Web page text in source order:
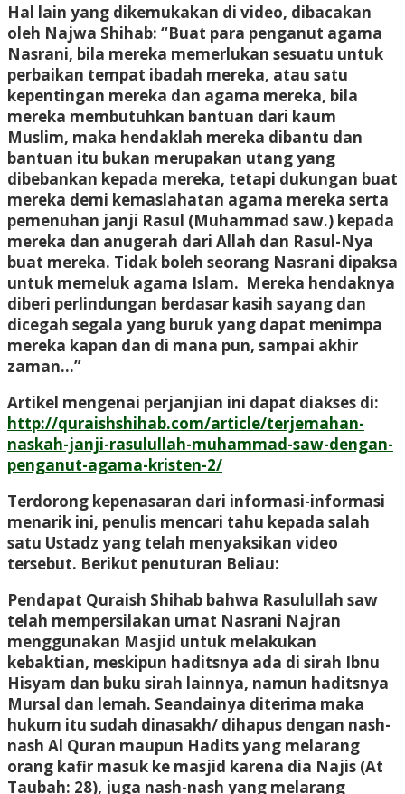
Hal lain yang dikemukakan di video, dibacakan
oleh Najwa Shihab: “Buat para penganut agama
Nasrani, bila mereka memerlukan sesuatu untuk
perbaikan tempat ibadah mereka, atau satu
kepentingan mereka dan agama mereka, bila
mereka membutuhkan bantuan dari kaum
Muslim, maka hendaklah mereka dibantu dan
bantuan itu bukan merupakan utang yang
dibebankan kepada mereka, tetapi dukungan buat
mereka demi kemaslahatan agama mereka serta
pemenuhan janji Rasul (Muhammad saw.) kepada
mereka dan anugerah dari Allah dan Rasul-Nya
buat mereka. Tidak boleh seorang Nasrani dipaksa
untuk memeluk agama Islam. Mereka hendaknya
diberi perlindungan berdasar kasih sayang dan
dicegah segala yang buruk yang dapat menimpa
mereka kapan dan di mana pun, sampai akhir
zaman…”
Artikel mengenai perjanjian ini dapat diakses di:
http://quraishshihab.com/article/terjemahan-
naskah-janji-rasulullah-muhammad-saw-dengan-
penganut-agama-kristen-2/
Terdorong kepenasaran dari informasi-informasi
menarik ini, penulis mencari tahu kepada salah
satu Ustadz yang telah menyaksikan video
tersebut. Berikut penuturan Beliau:
Pendapat Quraish Shihab bahwa Rasulullah saw
telah mempersilakan umat Nasrani Najran
menggunakan Masjid untuk melakukan
kebaktian, meskipun haditsnya ada di sirah Ibnu
Hisyam dan buku sirah lainnya, namun haditsnya
Mursal dan lemah. Seandainya diterima maka
hukum itu sudah dinasakh/ dihapus dengan nash-
nash Al Quran maupun Hadits yang melarang
orang kafir masuk ke masjid karena dia Najis (At
Taubah: 28), juga nash-nash yang melarang